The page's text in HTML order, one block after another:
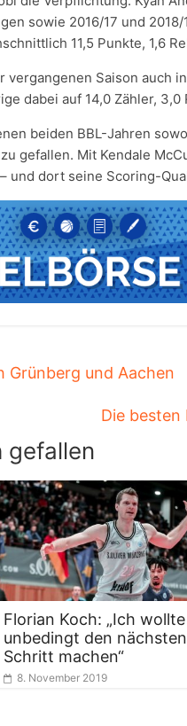
sowie 2016/17 und
11,5 Punkte, 1,6
Saison auch
dabei auf 14,0 Zähler,
beiden BBL-Jahren
gefallen. Mit Kendale
und dort seine Scoring-
und Aachen
Die besten
gefallen
Florian Koch: „Ich wollte
unbedingt den nächsten
Schritt machen“
8. November 2019